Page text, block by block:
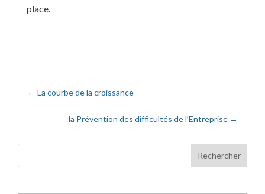
place.
← La courbe de la croissance
la Prévention des difficultés de l’Entreprise →